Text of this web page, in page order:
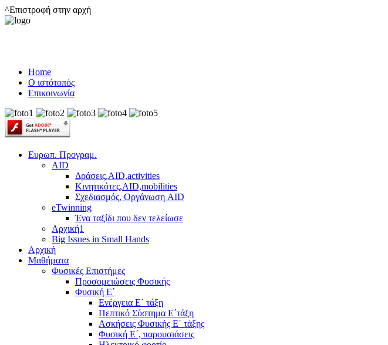
^Επιστροφή στην αρχή
Home
Ο ιστότοπός
Επικοινωνία
Ευρωπ. Προγραμ.
AID
Δράσεις,AID,activities
Κινητικότες,AID,mobilities
Σχεδιασμός, Οργάνωση AID
eTwinning
Ένα ταξίδι που δεν τελείωσε
Αρχική1
Big Issues in Small Hands
Αρχική
Μαθήματα
Φυσικές Επιστήμες
Προσομειώσεις Φυσικής
Φυσική Ε΄
Ενέργεια Ε΄ τάξη
Πεπτικό Σύστημα Ε΄τάξη
Ασκήσεις Φυσικής Ε΄ τάξης
Φυσική Ε΄, παρουσιάσεις